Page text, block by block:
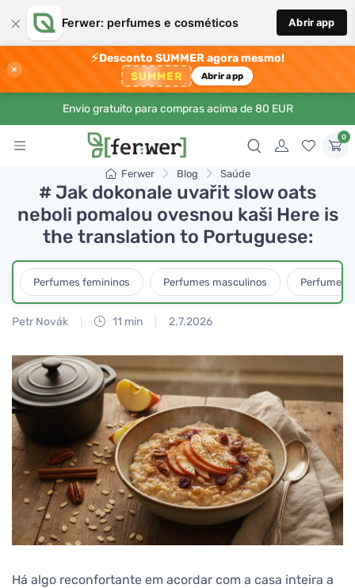
× Ferwer: perfumes e cosméticos Abrir app
×
⚡Desconto SUMMER agora mesmo!
SUMMER Abrir app
Envio gratuito para compras acima de 80 EUR
0
Ferwer Blog Saúde
# Jak dokonale uvařit slow oats
neboli pomalou ovesnou kaši Here is
the translation to Portuguese:
Perfumes femininos Perfumes masculinos Perfumes
Petr Novák 11 min 2.7.2026
Há algo reconfortante em acordar com a casa inteira a